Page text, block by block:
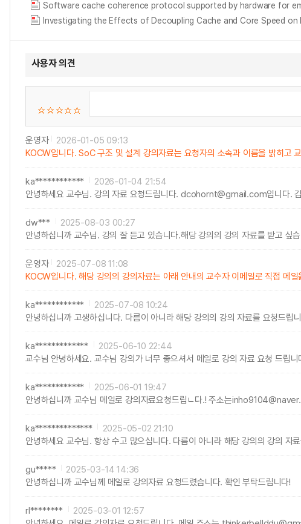
Software cache coherence protocol supported by hardware for
Investigating the Effects of Decoupling Cache and Core Speed on
사용자 의견
운영자
2026-01-05 09:13
KOCW입니다. SoC 구조 및 설계 강의자료는 요청자의 소속과 이름을 밝히
ka************
2026-01-04 21:54
안녕하세요 교수님. 강의 자료 요청드립니다. dcohornt@gmail.com입니다.
dw***
2025-08-03 00:27
안녕하십니까 교수님. 강의 잘 듣고 있습니다.해당 강의의 강의 자료를 받고
운영자
2025-07-08 11:08
KOCW입니다. 해당 강의의 강의자료는 아래 안내의 교수자 이메일로 직접 메
ka************
2025-07-08 10:24
안녕하십니까 고생하십니다. 다름이 아니라 해당 강의의 강의 자료를 요청드
ka*************
2025-06-10 22:44
교수님 안녕하세요. 교수님 강의가 너무 좋으셔서 메일로 강의 자료 요청 드
ka************
2025-06-01 19:47
안녕하십니까 교수님 메일로 강의자료요청드립ㄴ다.! 주소는
ka**************
2025-05-02 21:10
안녕하세요 교수님. 항상 수고 많으십니다. 다름이 아니라 해당 강의의 강의
gu*****
2025-03-14 14:36
안녕하십니까 교수님께 메일로 강의자료 요청드렸습니다. 확인 부탁드립니다!
rl********
2025-03-01 12:57